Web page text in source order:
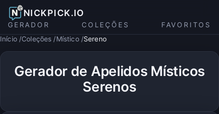
NICKPICK.IO
GERADOR COLEÇÕES
FAVORITOS
Início Coleções Místico Sereno
Gerador de Apelidos Místicos
Serenos